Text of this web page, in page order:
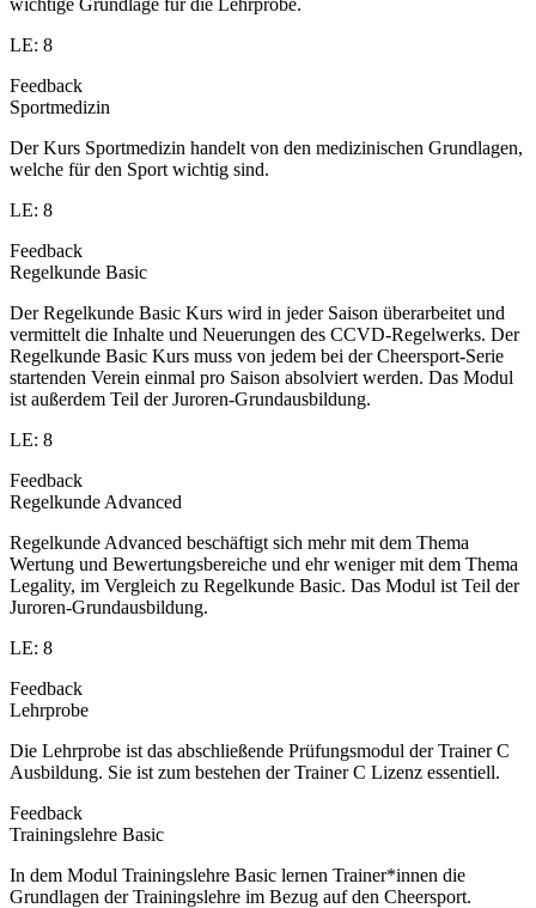
LE: 8
Feedback
Sportmedizin
Der Kurs Sportmedizin handelt von den medizinischen Grundlagen,
welche für den Sport wichtig sind.
LE: 8
Feedback
Regelkunde Basic
Der Regelkunde Basic Kurs wird in jeder Saison überarbeitet und
vermittelt die Inhalte und Neuerungen des CCVD-Regelwerks. Der
Regelkunde Basic Kurs muss von jedem bei der Cheersport-Serie
startenden Verein einmal pro Saison absolviert werden. Das Modul
ist außerdem Teil der Juroren-Grundausbildung.
LE: 8
Feedback
Regelkunde Advanced
Regelkunde Advanced beschäftigt sich mehr mit dem Thema
Wertung und Bewertungsbereiche und ehr weniger mit dem Thema
Legality, im Vergleich zu Regelkunde Basic. Das Modul ist Teil der
Juroren-Grundausbildung.
LE: 8
Feedback
Lehrprobe
Die Lehrprobe ist das abschließende Prüfungsmodul der Trainer C
Ausbildung. Sie ist zum bestehen der Trainer C Lizenz essentiell.
Feedback
Trainingslehre Basic
In dem Modul Trainingslehre Basic lernen Trainer*innen die
Grundlagen der Trainingslehre im Bezug auf den Cheersport.